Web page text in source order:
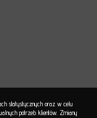
statystycznych oraz w celu
potrzeb klientów. Zmiany